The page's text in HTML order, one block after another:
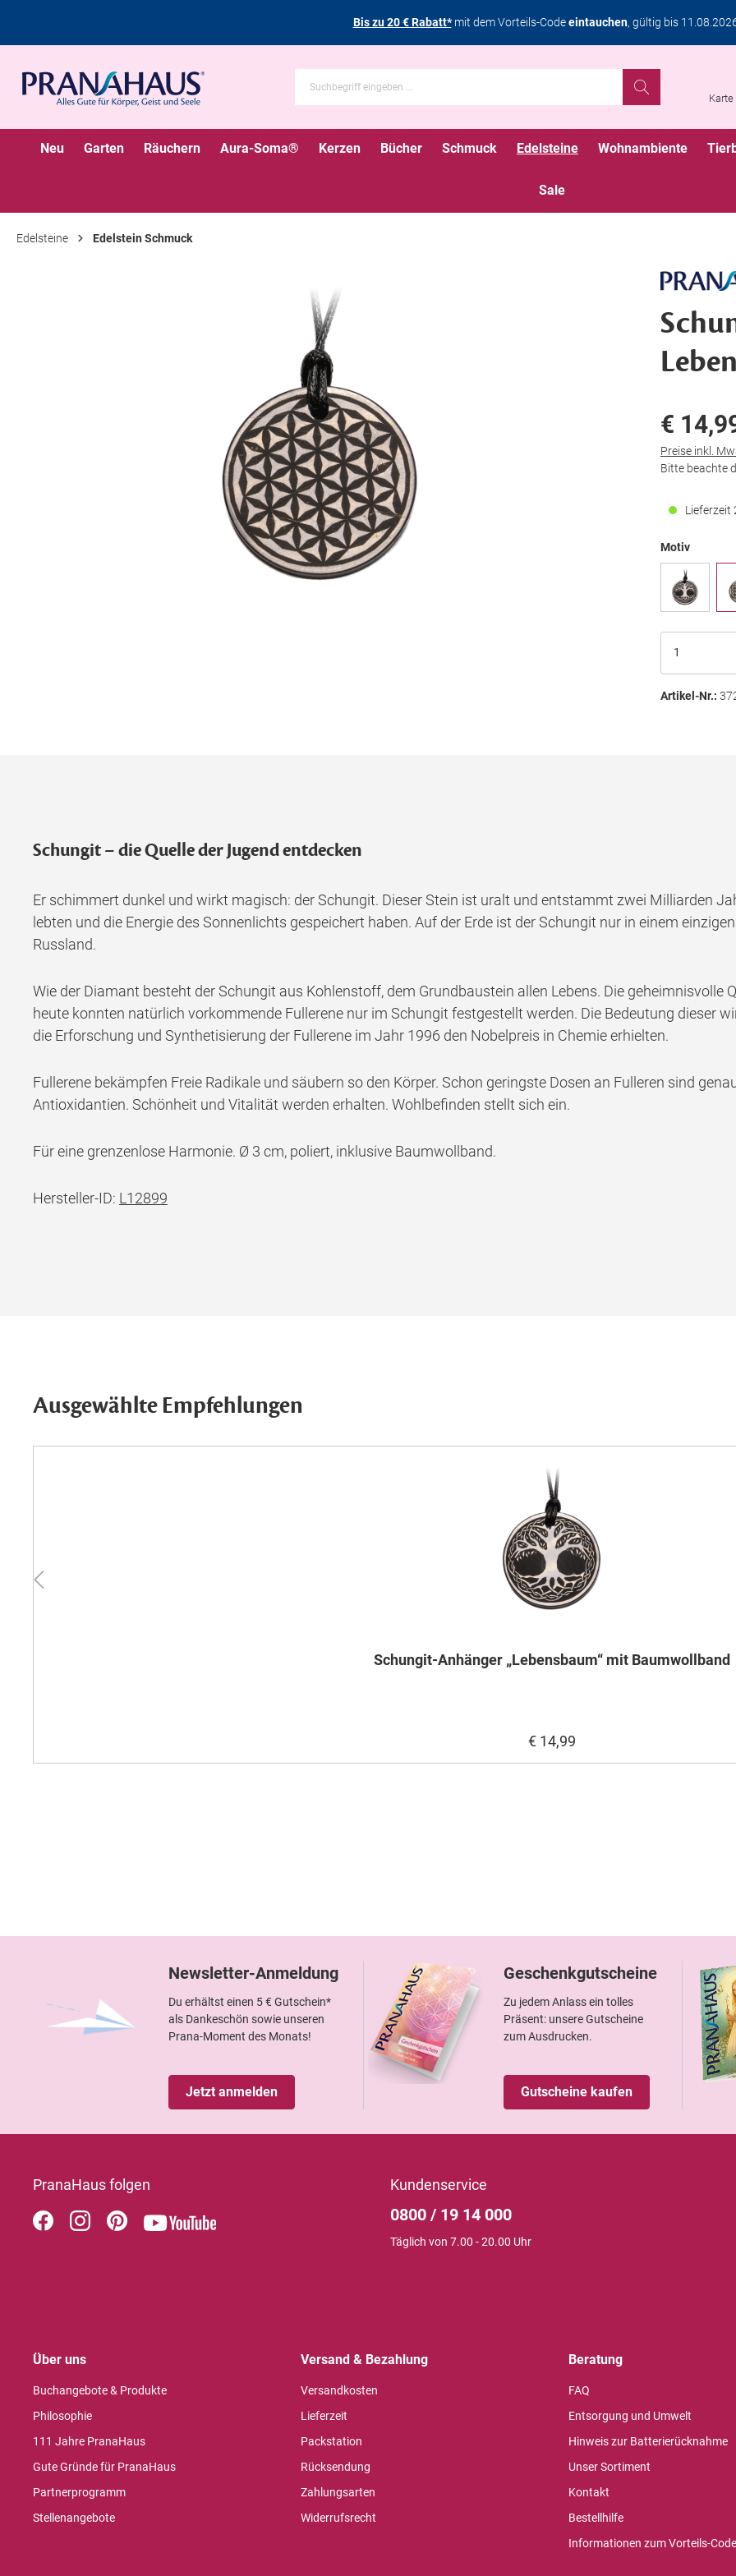
Bis zu 20 € Rabatt*mit dem Vorteils-Codeeintauchen, gültig bis
Neu Garten Räuchern Aura-Soma® Kerzen Bücher Schmuck Edelsteine Wohnambiente
Sale
Edelsteine Edelstein Schmuck
€
Preise inkl.
Bitte beachte
Lieferzeit
Motiv
Artikel-Nr.:
Schungit – die Quelle der Jugend entdecken
Er schimmert dunkel und wirkt magisch: der Schungit. Dieser Stein ist uralt und entstammt zwei Milliarden
lebten und die Energie des Sonnenlichts gespeichert haben. Auf der Erde ist der Schungit nur in einem
Russland.
Wie der Diamant besteht der Schungit aus Kohlenstoff, dem Grundbaustein allen Lebens. Die geheimnisvolle
heute konnten natürlich vorkommende Fullerene nur im Schungit festgestellt werden. Die Bedeutung dieser
die Erforschung und Synthetisierung der Fullerene im Jahr 1996 den Nobelpreis in Chemie erhielten.
Fullerene bekämpfen Freie Radikale und säubern so den Körper. Schon geringste Dosen an Fulleren sind
Antioxidantien. Schönheit und Vitalität werden erhalten. Wohlbefinden stellt sich ein.
Für eine grenzenlose Harmonie. Ø 3 cm, poliert, inklusive Baumwollband.
Hersteller-ID: L12899
Ausgewählte Empfehlungen
Schungit-Anhänger „Lebensbaum“ mit Baumwollband
€ 14,99
Newsletter-Anmeldung
Du erhältst einen 5 € Gutschein*
als Dankeschön sowie unseren
Prana-Moment des Monats!
Jetzt anmelden
Geschenkgutscheine
Zu jedem Anlass ein tolles
Präsent: unsere Gutscheine
zum Ausdrucken.
Gutscheine kaufen
PranaHaus folgen Kundenservice
0800 / 19 14 000
Täglich von 7.00 - 20.00 Uhr
Über uns
Buchangebote & Produkte
Philosophie
111 Jahre PranaHaus
Gute Gründe für PranaHaus
Partnerprogramm
Stellenangebote
Versand & Bezahlung
Versandkosten
Lieferzeit
Packstation
Rücksendung
Zahlungsarten
Widerrufsrecht
Beratung
FAQ
Entsorgung und Umwelt
Hinweis zur Batterierücknahme
Unser Sortiment
Kontakt
Bestellhilfe
Informationen zum Vorteils-Code